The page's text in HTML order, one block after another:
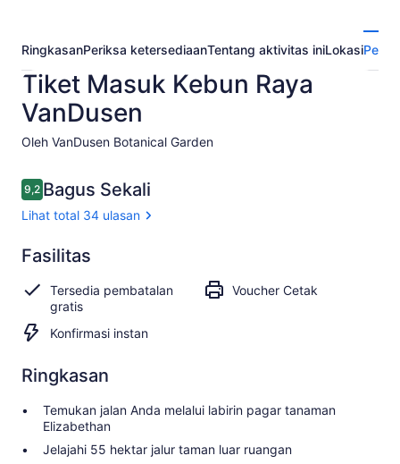
RingkasanPeriksa ketersediaanTentang aktivitas iniLokasi
Tiket Masuk Kebun Raya
VanDusen
Oleh VanDusen Botanical Garden
Ulasan
9,29,2 dari 10
Bagus Sekali
Lihat total 34 ulasan
9.2 Bagus
34
Fasilitas
Tersedia pembatalan
gratis
Voucher Cetak
Konfirmasi instan
Ringkasan
Temukan jalan Anda melalui labirin pagar tanaman
Elizabethan
Jelajahi 55 hektar jalur taman luar ruangan